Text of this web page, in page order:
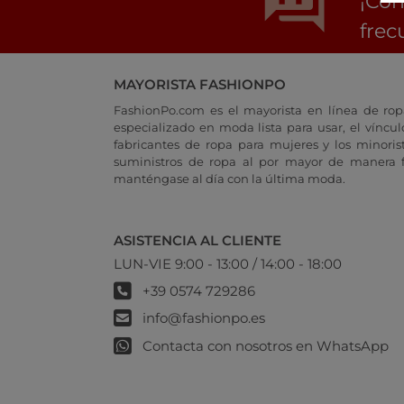
MAYORISTA FASHIONPO
FashionPo.com es el mayorista en línea de
especializado en moda lista para usar, el
fabricantes de ropa para mujeres y los
suministros de ropa al por mayor de manera
manténgase al día con la última moda.
ASISTENCIA AL CLIENTE
LUN-VIE 9:00 - 13:00 / 14:00 - 18:00
+39 0574 729286
info@fashionpo.es
Contacta con nosotros en WhatsApp